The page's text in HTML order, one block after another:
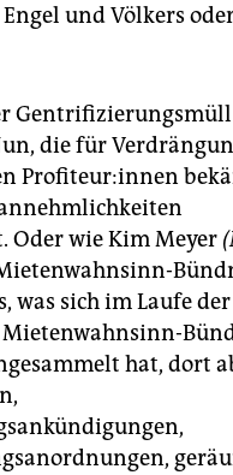
Engel und Völkers
die für
Pro­fi­teu­r:in­nen
Oder wie Kim Meyer
was sich im Laufe
Mietenwahnsinn-
hat, dort